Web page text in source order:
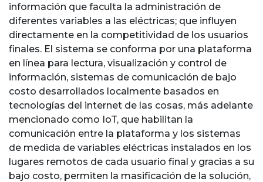
información que faculta la administración de
diferentes variables a las eléctricas; que influyen
directamente en la competitividad de los usuarios
finales. El sistema se conforma por una plataforma
en línea para lectura, visualización y control de
información, sistemas de comunicación de bajo
costo desarrollados localmente basados en
tecnologías del internet de las cosas, más adelante
mencionado como IoT, que habilitan la
comunicación entre la plataforma y los sistemas
de medida de variables eléctricas instalados en los
lugares remotos de cada usuario final y gracias a su
bajo costo, permiten la masificación de la solución,